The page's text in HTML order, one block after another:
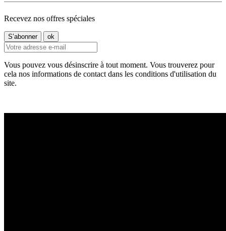
Recevez nos offres spéciales
Vous pouvez vous désinscrire à tout moment. Vous trouverez pour
cela nos informations de contact dans les conditions d'utilisation du
site.